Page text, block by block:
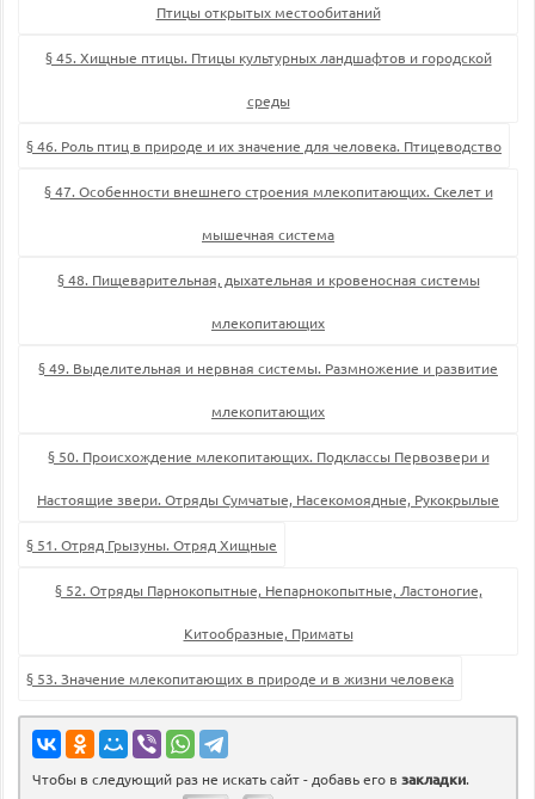
Птицы открытых местообитаний
§ 45. Хищные птицы. Птицы культурных ландшафтов и городской
среды
§ 46. Роль птиц в природе и их значение для человека. Птицеводство
§ 47. Особенности внешнего строения млекопитающих. Скелет и
мышечная система
§ 48. Пищеварительная, дыхательная и кровеносная системы
млекопитающих
§ 49. Выделительная и нервная системы. Размножение и развитие
млекопитающих
§ 50. Происхождение млекопитающих. Подклассы Первозвери и
Настоящие звери. Отряды Сумчатые, Насекомоядные, Рукокрылые
§ 51. Отряд Грызуны. Отряд Хищные
§ 52. Отряды Парнокопытные, Непарнокопытные, Ластоногие,
Китообразные, Приматы
§ 53. Значение млекопитающих в природе и в жизни человека
Чтобы в следующий раз не искать сайт - добавь его в закладки.